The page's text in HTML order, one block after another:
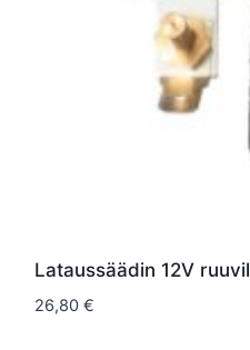
Lataussäädin 12V
26,80 €